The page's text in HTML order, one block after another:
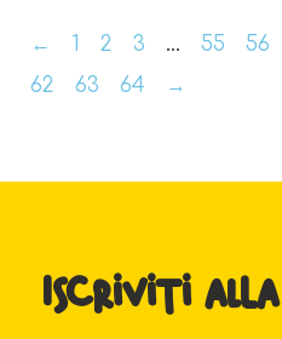
← 1 2 3 … 55 56
62
63 64 →
Iscriviti alla